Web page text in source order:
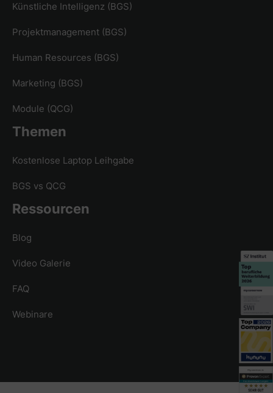
Künstliche Intelligenz (BGS)
Projektmanagement (BGS)
Human Resources (BGS)
Marketing (BGS)
Module (QCG)
Themen
Kostenlose Laptop Leihgabe
BGS vs QCG
Ressourcen
Blog
Video Galerie
FAQ
Webinare